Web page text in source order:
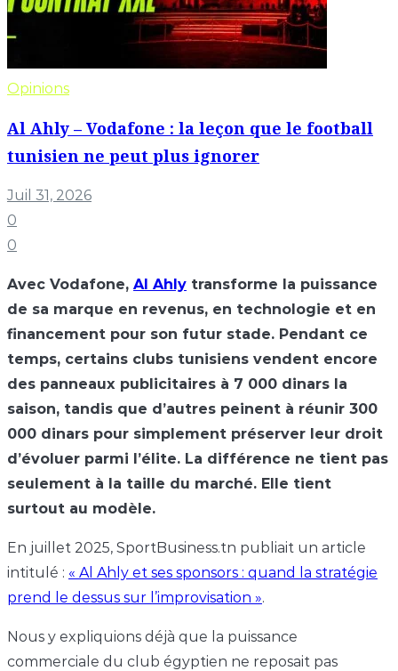
Opinions
Al Ahly – Vodafone : la leçon que le football
tunisien ne peut plus ignorer
Juil 31, 2026
0
0
Avec Vodafone, Al Ahly transforme la puissance
de sa marque en revenus, en technologie et en
financement pour son futur stade. Pendant ce
temps, certains clubs tunisiens vendent encore
des panneaux publicitaires à 7 000 dinars la
saison, tandis que d’autres peinent à réunir 300
000 dinars pour simplement préserver leur droit
d’évoluer parmi l’élite. La différence ne tient pas
seulement à la taille du marché. Elle tient
surtout au modèle.
En juillet 2025, SportBusiness.tn publiait un article
intitulé : « Al Ahly et ses sponsors : quand la stratégie
prend le dessus sur l’improvisation ».
Nous y expliquions déjà que la puissance
commerciale du club égyptien ne reposait pas